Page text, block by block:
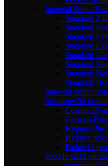
Imperial Strom
Standard 2
Standard
Standard
Standard
Standard
Standard Mat
Standard
Standard
Imperial Strom
Stromatex50
Cosmos10
Cosmos Plus
Hypnos Plus
Hypnos
Pathos10
Woodwell14